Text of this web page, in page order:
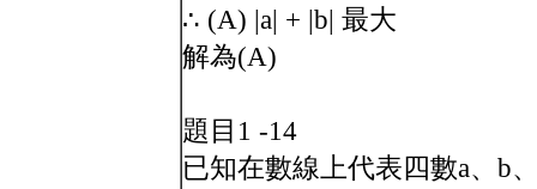
∴ (A) |a| + |b| 最大
解為(A)
題目1 -14
已知在數線上代表四數a、b